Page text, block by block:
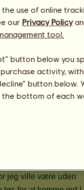
use of online
our Privacy Policy
tool.
button below you
activity,
button
the bottom of each